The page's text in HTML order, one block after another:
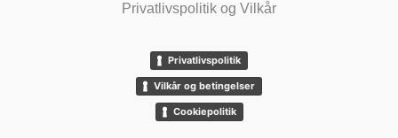
Privatlivspolitik og Vilkår
Privatlivspolitik
Vilkår og betingelser
Cookiepolitik